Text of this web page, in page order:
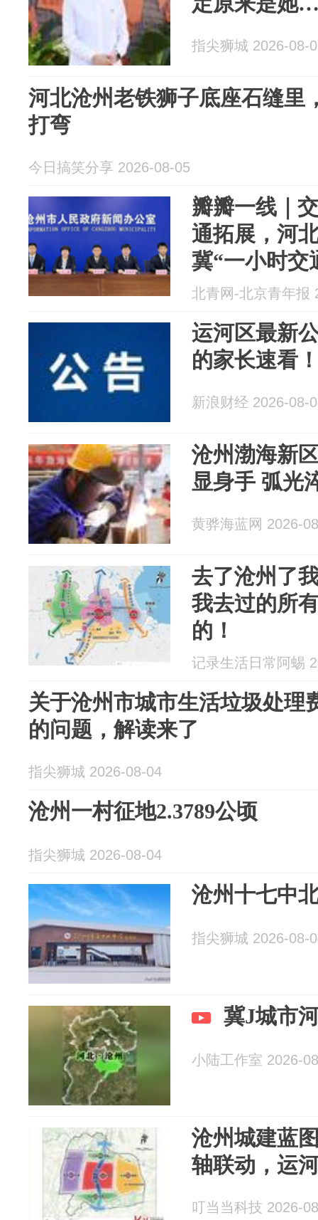
指尖狮城 2026-08-
河北沧州老铁狮子底座石缝里
打弯
今日搞笑分享 2026-08-05
瓣瓣一线｜
通拓展，河
冀“一小时交
北青网-北京青年报
运河区最新
的家长速看
新浪财经 2026-08-
沧州渤海新
显身手 弧光
黄骅海蓝网 2026-
去了沧州了
我去过的所
的！
记录生活日常阿蜴
关于沧州市城市生活垃圾处理
的问题，解读来了
指尖狮城 2026-08-04
沧州一村征地2.3789公顷
指尖狮城 2026-08-04
沧州十七中
指尖狮城 2026-08-
冀J城市
小陆工作室 2026-
沧州城建蓝
轴联动，运
叮当当科技 2026-